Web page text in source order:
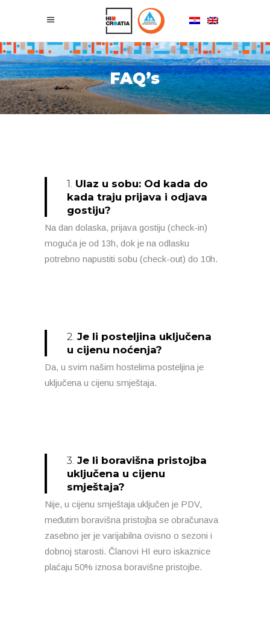
FAQ’s
1. Ulaz u sobu: Od kada do
kada traju prijava i odjava
gostiju?
Na dan dolaska, prijava gostiju (check-in)
moguća je od 13h, dok je na odlasku
potrebno napustiti sobu (check-out) do 10h.
2. Je li posteljina uključena
u cijenu noćenja?
Da, u svim našim hostelima posteljina je
uključena u cijenu smještaja.
3. Je li boravišna pristojba
uključena u cijenu
smještaja?
Nije, u cijenu smještaja uključen je PDV,
međutim boravišna pristojba se obračunava
zasebno jer je varijabilna ovisno o sezoni i
dobnoj starosti. Članovi HI euro iskaznice
plaćaju 50% iznosa boravišne pristojbe.